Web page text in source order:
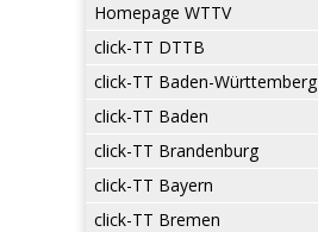
Homepage WTTV
click-TT DTTB
click-TT Baden-Württemberg
click-TT Baden
click-TT Brandenburg
click-TT Bayern
click-TT Bremen